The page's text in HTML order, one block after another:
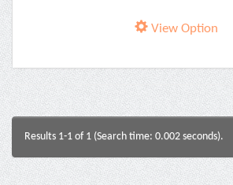
View Option
Results 1-1 of 1 (Search time: 0.002 seconds).